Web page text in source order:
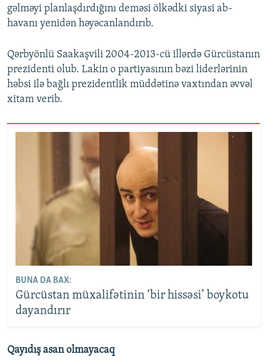
gəlməyi planlaşdırdığını deməsi ölkədki siyasi ab-
havanı yenidən həyəcanlandırıb.
Qərbyönlü Saakaşvili 2004-2013-cü illərdə Gürcüstanın
prezidenti olub. Lakin o partiyasının bəzi liderlərinin
həbsi ilə bağlı prezidentlik müddətinə vaxtından əvvəl
xitam verib.
BUNA DA BAX:
Gürcüstan müxalifətinin ‘bir hissəsi’ boykotu
dayandırır
Qayıdış asan olmayacaq